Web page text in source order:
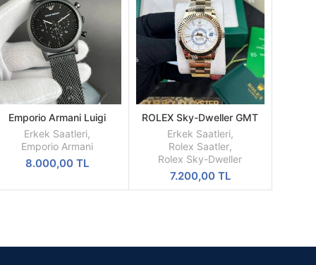
SEPETE
EKLE
Emporio Armani Luigi
AR1968 All Black Mesh
Siyah Kadran Siyah Kordon
Erkek Saatleri,
Emporio Armani
8.000,00 TL
SEPETE
EKLE
ROLEX Sky-Dweller GMT
Beyaz Kadran Sarı Kasa
Erkek Saati
Erkek Saatleri,
Rolex Saatler,
Rolex Sky-Dweller
7.200,00 TL